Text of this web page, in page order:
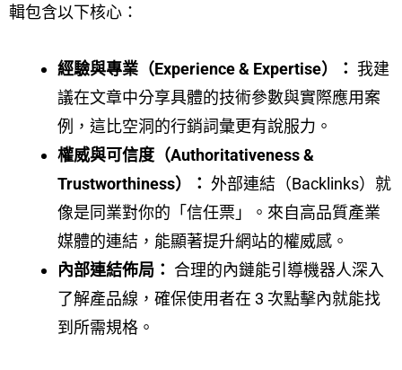
輯包含以下核心：
經驗與專業（Experience & Expertise）： 我建
議在文章中分享具體的技術參數與實際應用案
例，這比空洞的行銷詞彙更有說服力。
權威與可信度（Authoritativeness &
Trustworthiness）： 外部連結（Backlinks）就
像是同業對你的「信任票」。來自高品質產業
媒體的連結，能顯著提升網站的權威感。
內部連結佈局： 合理的內鏈能引導機器人深入
了解產品線，確保使用者在 3 次點擊內就能找
到所需規格。